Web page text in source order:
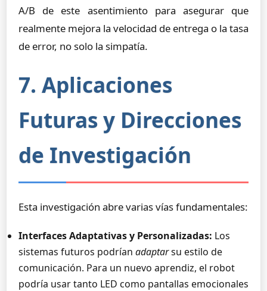
A/B de este asentimiento para asegurar que
realmente mejora la velocidad de entrega o la tasa
de error, no solo la simpatía.
7. Aplicaciones
Futuras y Direcciones
de Investigación
Esta investigación abre varias vías fundamentales:
Interfaces Adaptativas y Personalizadas: Los
sistemas futuros podrían adaptarsu estilo de
comunicación. Para un nuevo aprendiz, el robot
podría usar tanto LED como pantallas emocionales